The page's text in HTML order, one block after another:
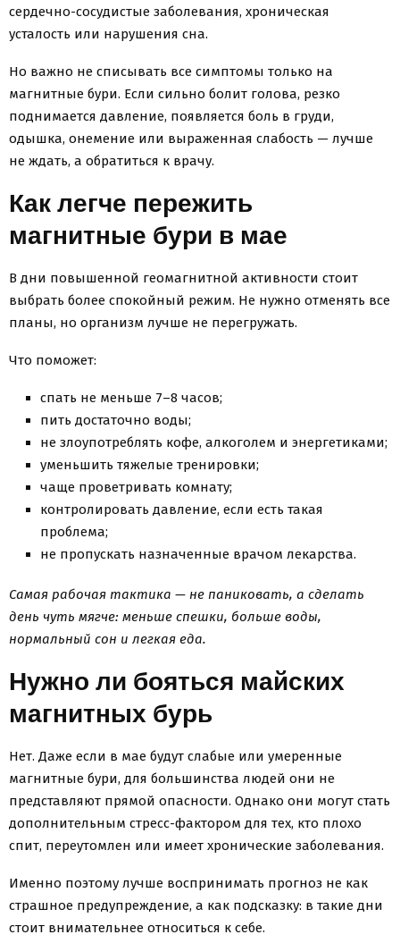
сердечно-сосудистые заболевания, хроническая
усталость или нарушения сна.
Но важно не списывать все симптомы только на
магнитные бури. Если сильно болит голова, резко
поднимается давление, появляется боль в груди,
одышка, онемение или выраженная слабость — лучше
не ждать, а обратиться к врачу.
Как легче пережить
магнитные бури в мае
В дни повышенной геомагнитной активности стоит
выбрать более спокойный режим. Не нужно отменять все
планы, но организм лучше не перегружать.
Что поможет:
спать не меньше 7–8 часов;
пить достаточно воды;
не злоупотреблять кофе, алкоголем и энергетиками;
уменьшить тяжелые тренировки;
чаще проветривать комнату;
контролировать давление, если есть такая
проблема;
не пропускать назначенные врачом лекарства.
Самая рабочая тактика — не паниковать, а сделать
день чуть мягче: меньше спешки, больше воды,
нормальный сон и легкая еда.
Нужно ли бояться майских
магнитных бурь
Нет. Даже если в мае будут слабые или умеренные
магнитные бури, для большинства людей они не
представляют прямой опасности. Однако они могут стать
дополнительным стресс-фактором для тех, кто плохо
спит, переутомлен или имеет хронические заболевания.
Именно поэтому лучше воспринимать прогноз не как
страшное предупреждение, а как подсказку: в такие дни
стоит внимательнее относиться к себе.